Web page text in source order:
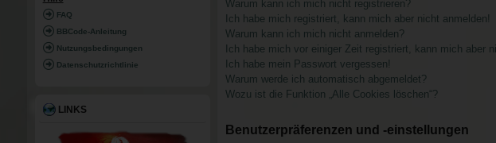
RI
FF
Warum kann ich mich nicht registrieren?
Ich habe mich registriert, kann mich aber nicht anmelden!
Warum kann ich mich nicht anmelden?
Ich habe mich vor einiger Zeit registriert, kann mich aber
Ich habe mein Passwort vergessen!
Warum werde ich automatisch abgemeldet?
Wozu ist die Funktion „Alle Cookies löschen“?
Benutzerpräferenzen und -einstellungen
FAQ
BBCode-Anleitung
Nutzungsbedingungen
Datenschutzrichtlinie
LINKS